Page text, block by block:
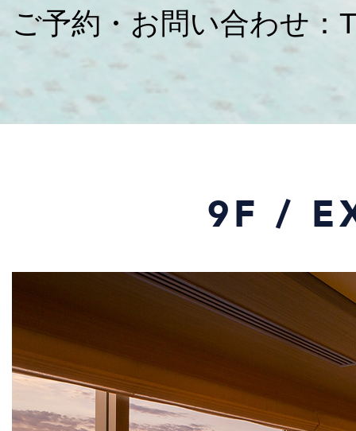
ご予約・お問い合わせ
9F /